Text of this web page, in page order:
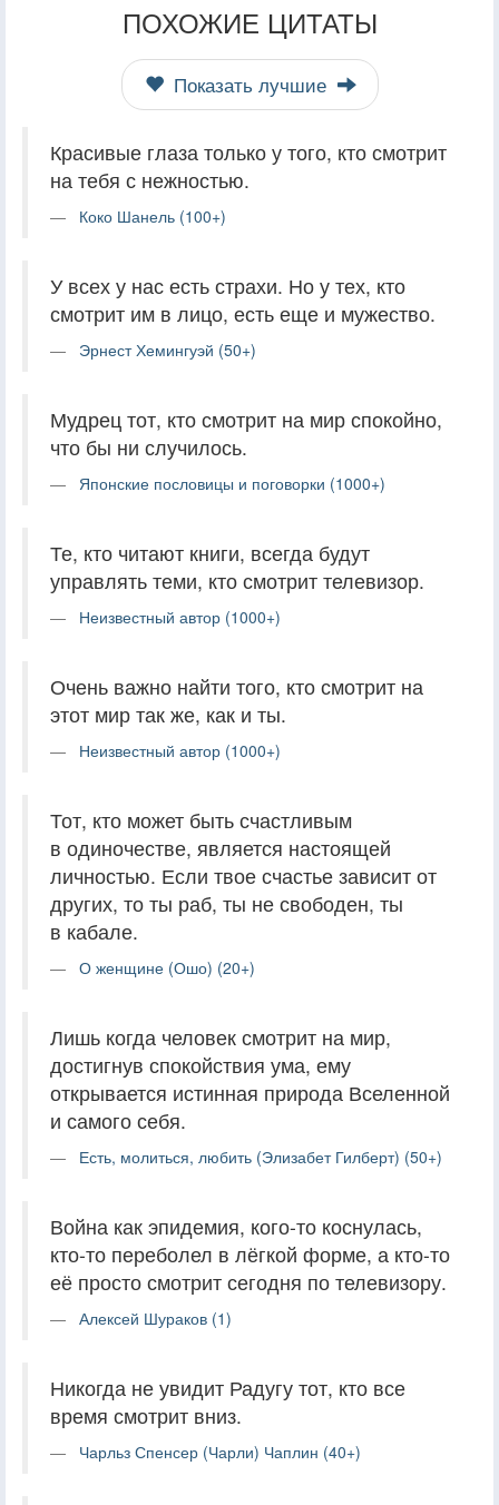
ПОХОЖИЕ ЦИТАТЫ
Показать лучшие
Красивые глаза только у того, кто смотрит
на тебя с нежностью.
Коко Шанель (100+)
У всех у нас есть страхи. Но у тех, кто
смотрит им в лицо, есть еще и мужество.
Эрнест Хемингуэй (50+)
Мудрец тот, кто смотрит на мир спокойно,
что бы ни случилось.
Японские пословицы и поговорки (1000+)
Те, кто читают книги, всегда будут
управлять теми, кто смотрит телевизор.
Неизвестный автор (1000+)
Очень важно найти того, кто смотрит на
этот мир так же, как и ты.
Неизвестный автор (1000+)
Тот, кто может быть счастливым
в одиночестве, является настоящей
личностью. Если твое счастье зависит от
других, то ты раб, ты не свободен, ты
в кабале.
О женщине (Ошо) (20+)
Лишь когда человек смотрит на мир,
достигнув спокойствия ума, ему
открывается истинная природа Вселенной
и самого себя.
Есть, молиться, любить (Элизабет Гилберт) (50+)
Война как эпидемия, кого-то коснулась,
кто-то переболел в лёгкой форме, а кто-то
её просто смотрит сегодня по телевизору.
Алексей Шураков (1)
Никогда не увидит Радугу тот, кто все
время смотрит вниз.
Чарльз Спенсер (Чарли) Чаплин (40+)